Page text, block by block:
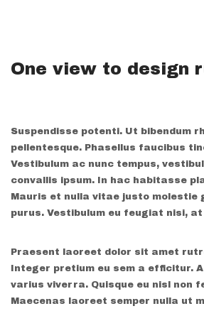
One view to design
Suspendisse potenti. Ut bibendum
pellentesque. Phasellus faucibus
Vestibulum ac nunc tempus,
convallis ipsum. In hac habitasse
Mauris et nulla vitae justo molestie
purus. Vestibulum eu feugiat nisi,
Praesent laoreet dolor sit amet
Integer pretium eu sem a efficitur.
varius viverra. Quisque eu nisl non
Maecenas laoreet semper nulla ut